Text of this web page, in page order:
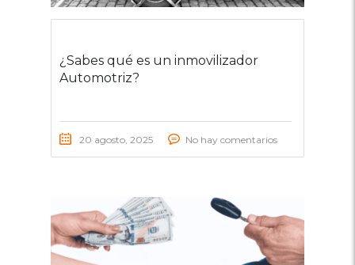
¿Sabes qué es un inmovilizador
Automotriz?
20 agosto, 2025 No hay comentarios